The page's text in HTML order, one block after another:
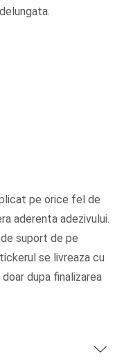
pe orice fel de
aderenta adezivului.
suport de pe
se livreaza cu
dupa finalizarea